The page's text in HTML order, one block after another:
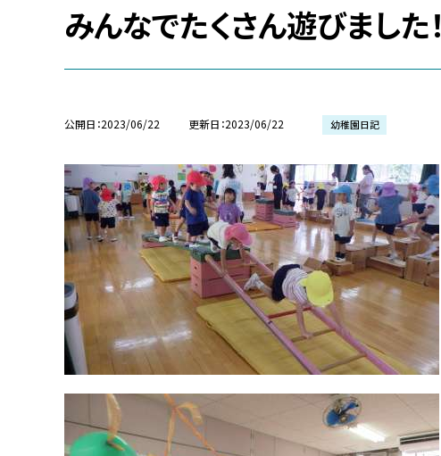
みんなでたくさん遊びました！
公開日 2023/06/22 更新日 2023/06/22 幼稚園日記